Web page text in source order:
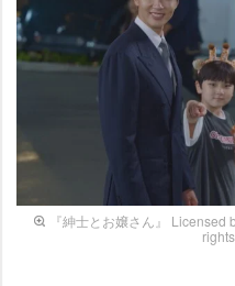
『紳士とお嬢さん』